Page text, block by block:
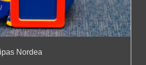
Nordea